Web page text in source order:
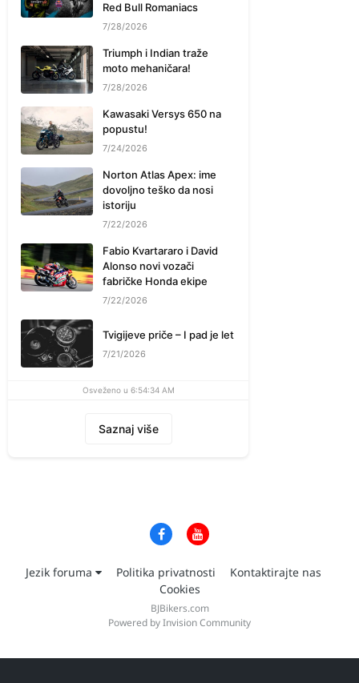
Red Bull Romaniacs
7/28/2026
Triumph i Indian traže
moto mehaničara!
7/28/2026
Kawasaki Versys 650 na
popustu!
7/24/2026
Norton Atlas Apex: ime
dovoljno teško da nosi
istoriju
7/22/2026
Fabio Kvartararo i David
Alonso novi vozači
fabričke Honda ekipe
7/22/2026
Tvigijeve priče – I pad je let
7/21/2026
Osveženo u 6:54:34 AM
Saznaj više
Jezik foruma Politika privatnosti
Kontaktirajte nas
Cookies
BJBikers.com
Powered by Invision Community